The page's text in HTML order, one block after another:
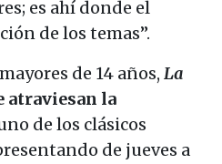
es ahí donde el
de los temas”.
de 14 años, La
atraviesan la
de los clásicos
de jueves a